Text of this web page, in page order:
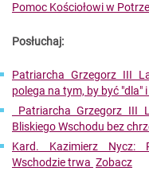
Pomoc Kościołowi w
Posłuchaj:
Patriarcha Grzegorz III
polega na tym, by być "dla" i
Patriarcha Grzegorz III
Bliskiego Wschodu bez
Kard. Kazimierz Nycz:
Wschodzie trwa Zobacz